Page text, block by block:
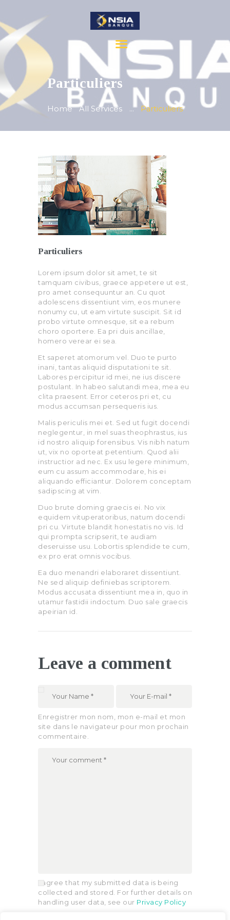
Particuliers
Home All Services ... Particuliers
ACCUEIL
PARTICULIERS
ENTREPRISES
NOS ACTUALITÉS
CONTACTS
FAQ
SATISFACTION
CARRIÈRE
Particuliers
Lorem ipsum dolor sit amet, te sit
tamquam civibus, graece appetere ut est,
pro amet consequuntur an. Cu quot
adolescens dissentiunt vim, eos munere
nonumy cu, ut eam virtute suscipit. Sit id
probo virtute omnesque, sit ea rebum
choro oportere. Ea pri duis ancillae,
homero verear ei sea.
Et saperet atomorum vel. Duo te purto
inani, tantas aliquid disputationi te sit.
Labores percipitur id mei, ne ius discere
postulant. In habeo salutandi mea, mea eu
clita praesent. Error ceteros pri et, cu
modus accumsan persequeris ius.
Malis periculis mei et. Sed ut fugit docendi
neglegentur, in mel suas theophrastus, ius
id nostro aliquip forensibus. Vis nibh natum
ut, vix no oporteat petentium. Quod alii
instructior ad nec. Ex usu legere minimum,
eum cu assum accommodare, his ei
aliquando efficiantur. Dolorem conceptam
sadipscing at vim.
Duo brute doming graecis ei. No vix
equidem vituperatoribus, natum docendi
pri cu. Virtute blandit honestatis no vis. Id
qui prompta scripserit, te audiam
deseruisse usu. Lobortis splendide te cum,
ex pro erat omnis vocibus.
Ea duo menandri elaboraret dissentiunt.
Ne sed aliquip definiebas scriptorem.
Modus accusata dissentiunt mea in, quo in
utamur fastidii indoctum. Duo sale graecis
apeirian id.
Leave a comment
Enregistrer mon nom, mon e-mail et mon
site dans le navigateur pour mon prochain
commentaire.
I agree that my submitted data is being
collected and stored. For further details on
handling user data, see our Privacy Policy